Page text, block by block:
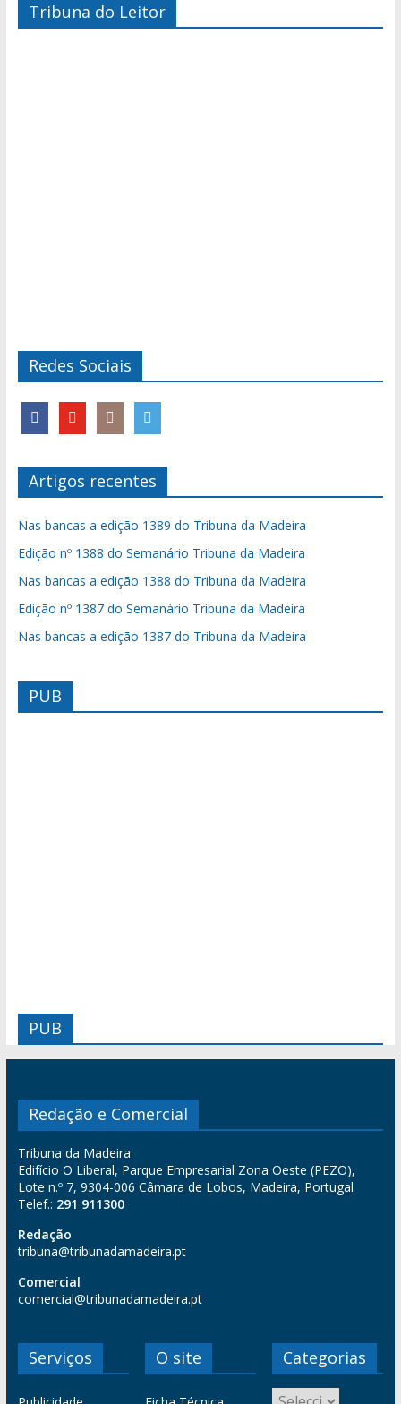
Tribuna do Leitor
Redes Sociais
Artigos recentes
Nas bancas a edição 1389 do Tribuna da Madeira
Edição nº 1388 do Semanário Tribuna da Madeira
Nas bancas a edição 1388 do Tribuna da Madeira
Edição nº 1387 do Semanário Tribuna da Madeira
Nas bancas a edição 1387 do Tribuna da Madeira
PUB
PUB
Redação e Comercial
Tribuna da Madeira
Edifício O Liberal, Parque Empresarial Zona Oeste (PEZO),
Lote n.º 7, 9304-006 Câmara de Lobos, Madeira, Portugal
Telef.: 291 911300
Redação
tribuna@tribunadamadeira.pt
Comercial
comercial@tribunadamadeira.pt
Serviços O site Categorias